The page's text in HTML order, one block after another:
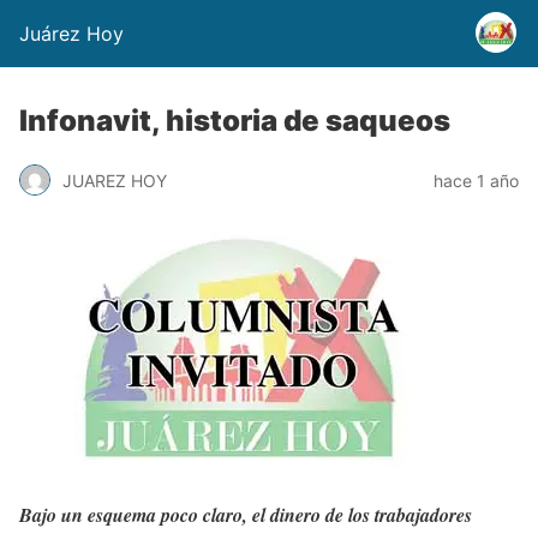
Juárez Hoy
Infonavit, historia de saqueos
JUAREZ HOY hace 1 año
Bajo un esquema poco claro, el dinero de los trabajadores